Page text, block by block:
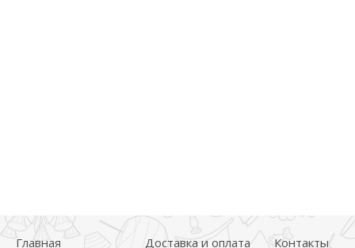
Главная Доставка и оплата Контакты